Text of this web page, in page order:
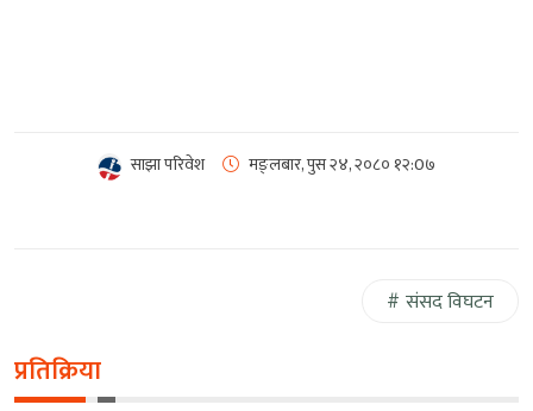
साझा परिवेश मङ्लबार, पुस २४, २०८० १२:0७
संसद विघटन
प्रतिक्रिया